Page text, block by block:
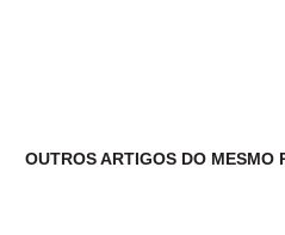
OUTROS ARTIGOS DO MESMO